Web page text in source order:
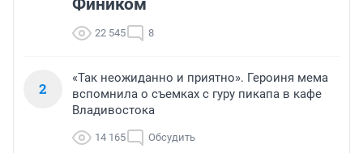
Фиником
22 545 8
2
«Так неожиданно и приятно». Героиня мема
вспомнила о съемках с гуру пикапа в кафе
Владивостока
14 165 Обсудить